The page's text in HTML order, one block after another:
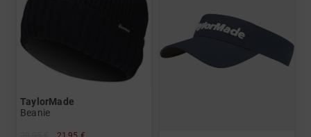
TaylorMade
Beanie